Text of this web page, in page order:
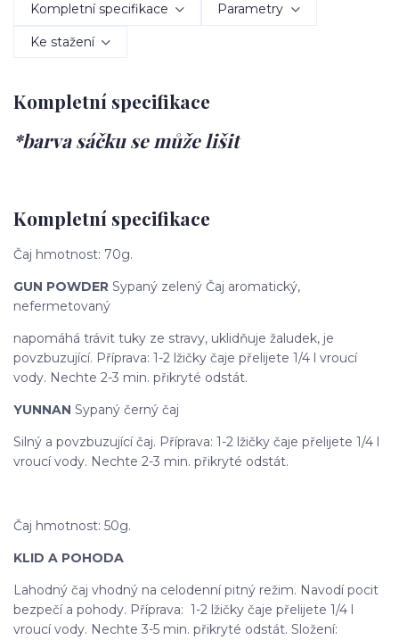
Kompletní specifikace Parametry
Ke stažení
Kompletní specifikace
*barva sáčku se může lišit
Kompletní specifikace
Čaj hmotnost: 70g.
GUN POWDER Sypaný zelený Čaj aromatický,
nefermetovaný
napomáhá trávit tuky ze stravy, uklidňuje žaludek, je
povzbuzující. Příprava: 1-2 lžičky čaje přelijete 1/4 l vroucí
vody. Nechte 2-3 min. přikryté odstát.
YUNNAN Sypaný černý čaj
Silný a povzbuzující čaj. Příprava: 1-2 lžičky čaje přelijete 1/4 l
vroucí vody. Nechte 2-3 min. přikryté odstát.
Čaj hmotnost: 50g.
KLID A POHODA
Lahodný čaj vhodný na celodenní pitný režim. Navodí pocit
bezpečí a pohody. Příprava: 1-2 lžičky čaje přelijete 1/4 l
vroucí vody. Nechte 3-5 min. přikryté odstát. Složení: